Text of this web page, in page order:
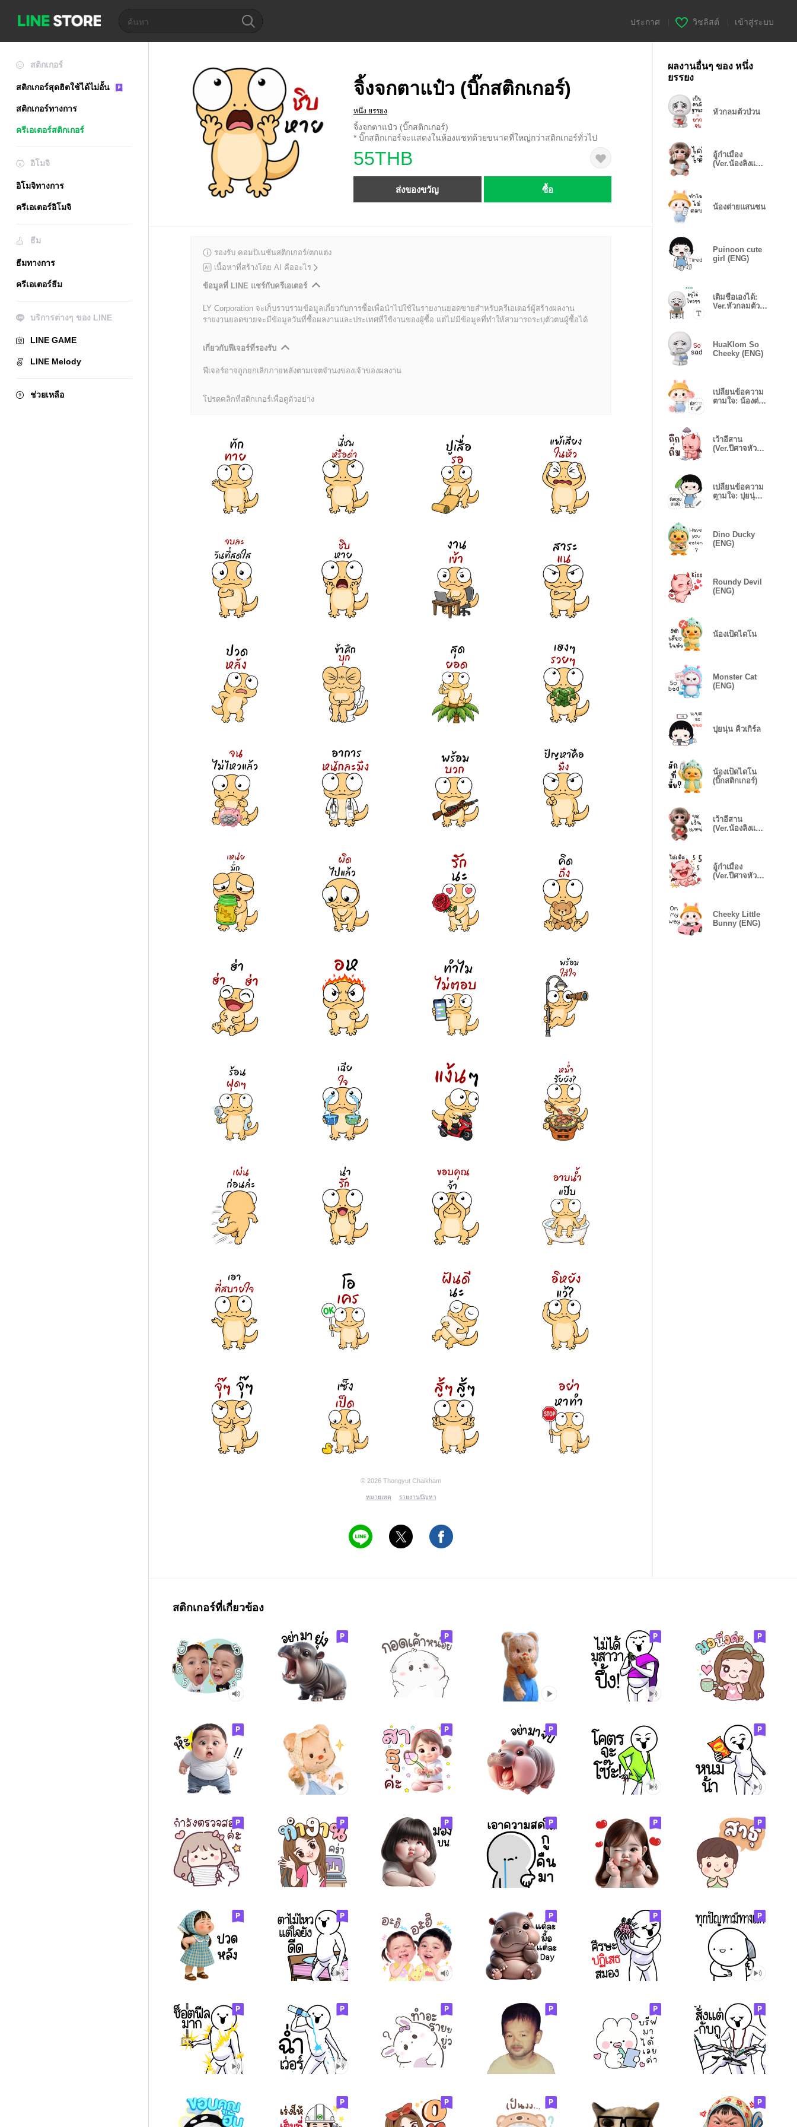
ประกาศ วิชลิสต์ เข้าสู่ระบบ
สติกเกอร์
สติกเกอร์สุดฮิตใช้ได้ไม่อั้น
สติกเกอร์ทางการ
ครีเอเตอร์สติกเกอร์
อิโมจิ
อิโมจิทางการ
ครีเอเตอร์อิโมจิ
ธีม
ธีมทางการ
ครีเอเตอร์ธีม
บริการต่างๆ ของ LINE
LINE GAME
LINE Melody
ช่วยเหลือ
จิ้งจกตาแป๋ว (บิ๊กสติกเกอร์)
หนึ่ง ยรรยง
จิ้งจกตาแป๋ว (บิ๊กสติกเกอร์)
* บิ๊กสติกเกอร์จะแสดงในห้องแชทด้วยขนาดที่ใหญ่กว่าสติกเกอร์ทั่วไป
55THB
ส่งของขวัญ ซื้อ
รองรับ คอมบิเนชันสติกเกอร์/ตกแต่ง
เนื้อหาที่สร้างโดย AI คืออะไร
ข้อมูลที่ LINE แชร์กับครีเอเตอร์
LY Corporation จะเก็บรวบรวมข้อมูลเกี่ยวกับการซื้อเพื่อนำไปใช้ในรายงานยอดขายสำหรับครีเอเตอร์ผู้สร้างผลงาน
รายงานยอดขายจะมีข้อมูลวันที่ซื้อผลงานและประเทศที่ใช้งานของผู้ซื้อ แต่ไม่มีข้อมูลที่ทำให้สามารถระบุตัวตนผู้ซื้อได้
เกี่ยวกับฟีเจอร์ที่รองรับ
ฟีเจอร์อาจถูกยกเลิกภายหลังตามเจตจำนงของเจ้าของผลงาน
โปรดคลิกที่สติกเกอร์เพื่อดูตัวอย่าง
© 2026 Thongyut Chaikham
หมายเหตุ รายงานปัญหา
ผลงานอื่นๆ ของ หนึ่ง
ยรรยง
หัวกลมตัวป่วน
อู้กำเมือง
(Ver.น้องลิงแพม
น้องต่ายแสนซน
Puinoon cute
girl (ENG)
เติมชื่อเองได้:
Ver.หัวกลมตัว
HuaKlom So
Cheeky (ENG)
เปลี่ยนข้อความ
ตามใจ: น้องต่าย
เว้าอีสาน
(Ver.ปีศาจหัว
เปลี่ยนข้อความ
ตามใจ: ปุยนุ่น
Dino Ducky
(ENG)
Roundy Devil
(ENG)
น้องเป็ดไดโน
Monster Cat
(ENG)
ปุยนุ่น คิ้วเกิร์ล
น้องเป็ดไดโน
(บิ๊กสติกเกอร์)
เว้าอีสาน
(Ver.น้องลิงแพม
อู้กำเมือง
(Ver.ปีศาจหัว
Cheeky Little
Bunny (ENG)
สติกเกอร์ที่เกี่ยวข้อง